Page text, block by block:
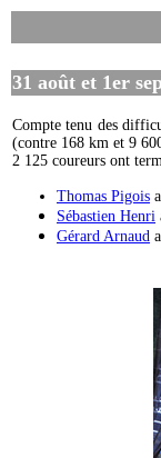
31 août et 1er
Compte tenu des
(contre 168 km et 9
2 125 coureurs ont
Thomas Pigois
Sébastien Henri
Gérard Arnaud